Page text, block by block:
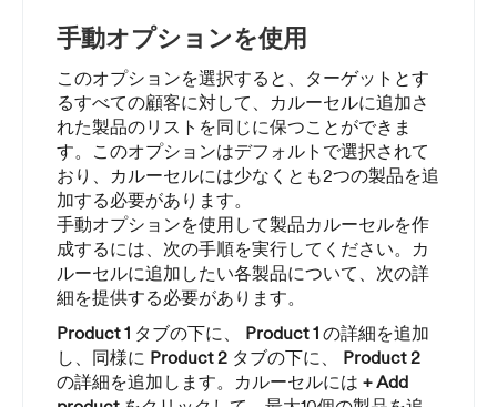
手動オプションを使用
このオプションを選択すると、ターゲットとす
るすべての顧客に対して、カルーセルに追加さ
れた製品のリストを同じに保つことができま
す。このオプションはデフォルトで選択されて
おり、カルーセルには少なくとも2つの製品を追
加する必要があります。
手動オプションを使用して製品カルーセルを作
成するには、次の手順を実行してください。カ
ルーセルに追加したい各製品について、次の詳
細を提供する必要があります。
Product 1 タブの下に、 Product 1 の詳細を追加
し、同様に Product 2 タブの下に、 Product 2
の詳細を追加します。カルーセルには + Add